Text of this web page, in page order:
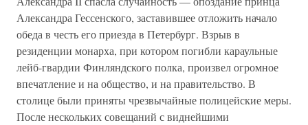
Александра Гессенского, заставившее отложить начало
обеда в честь его приезда в Петербург. Взрыв в
резиденции монарха, при котором погибли караульные
лейб-гвардии Финляндского полка, произвел огромное
впечатление и на общество, и на правительство. В
столице были приняты чрезвычайные полицейские меры.
После нескольких совещаний с виднейшими